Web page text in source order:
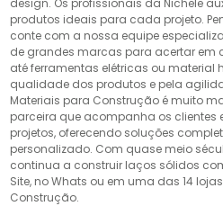
produtos ideais para cada projeto.
conte com a nossa equipe
de grandes marcas para acertar em
até ferramentas elétricas ou material
qualidade dos produtos e pela
Materiais para Construção é muito
parceira que acompanha os clientes
projetos, oferecendo soluções
personalizado. Com quase meio
continua a construir laços sólidos
Site, no Whats ou em uma das 14
Construção.